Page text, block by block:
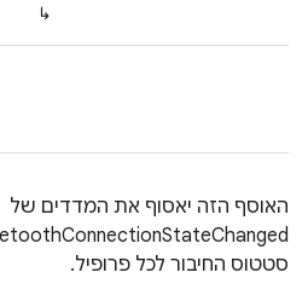
↳
האוסף הזה יאסוף את המדדים של
סטטוס החיבור לכל פרופיל.